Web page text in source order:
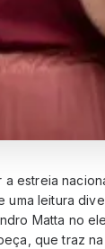
estreia
uma leitura
Matta no
que traz